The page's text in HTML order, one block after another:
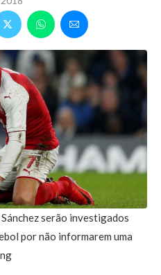
serão investigados
por não informarem uma